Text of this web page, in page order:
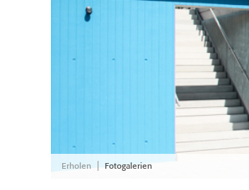
Erholen Fotogalerien